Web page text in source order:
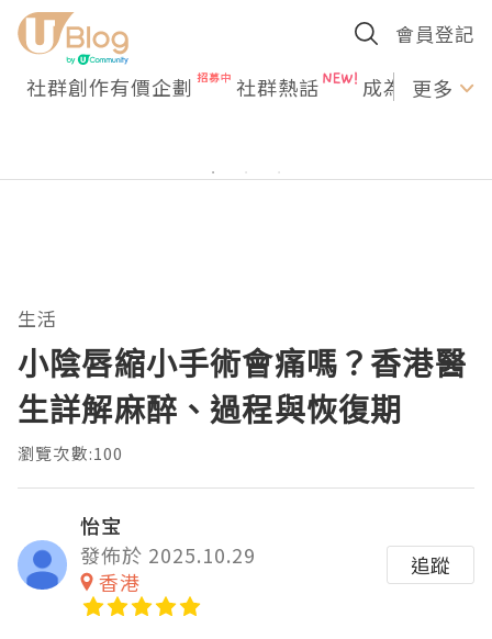
會員登記
社群創作有價企劃 社群熱話 成為U更多
生活
小陰唇縮小手術會痛嗎？香港醫
生詳解麻醉、過程與恢復期
瀏覽次數:100
怡宝
發佈於 2025.10.29
香港
追蹤